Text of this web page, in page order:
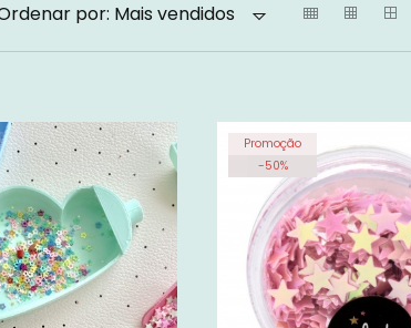
por: Mais vendidos
Promoção
-50%